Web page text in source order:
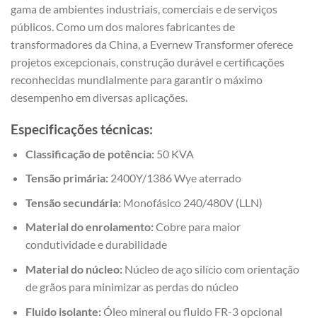
gama de ambientes industriais, comerciais e de serviços
públicos. Como um dos maiores fabricantes de
transformadores da China, a Evernew Transformer oferece
projetos excepcionais, construção durável e certificações
reconhecidas mundialmente para garantir o máximo
desempenho em diversas aplicações.
Especificações técnicas:
Classificação de potência:50 KVA
Tensão primária:2400Y/1386 Wye aterrado
Tensão secundária:Monofásico 240/480V (LLN)
Material do enrolamento:Cobre para maior
condutividade e durabilidade
Material do núcleo:Núcleo de aço silício com orientação
de grãos para minimizar as perdas do núcleo
Fluido isolante:Óleo mineral ou fluido FR-3 opcional